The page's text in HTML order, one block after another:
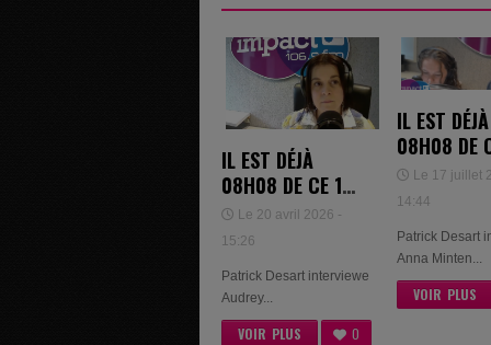
IL EST DÉJÀ
08H08 DE CE 16
AVRIL 2026 -
AUDREY
Le 20 avril 2026 -
15:26
Patrick Desart interviewe
Audrey...
VOIR PLUS 0
IL EST DÉJÀ
08H08 DE
JUILLET
ANNA
Le 17 juillet
14:44
Patrick Desart
Anna Minten...
VOIR PLUS